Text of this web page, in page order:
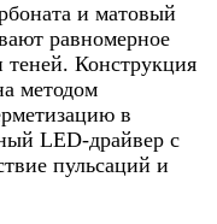
и матовый
равномерное
теней. Конструкция
методом
в
LED-драйвер с
пульсаций и